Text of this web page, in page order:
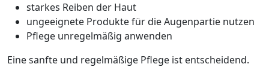
starkes Reiben der Haut
ungeeignete Produkte für die Augenpartie nutzen
Pflege unregelmäßig anwenden
Eine sanfte und regelmäßige Pflege ist entscheidend.